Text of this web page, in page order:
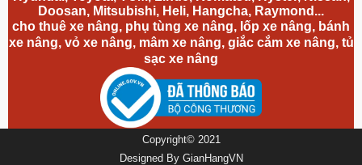
Doosan, Mitsubishi, Heli, Hangcha, Raymond...
cho thuê xe nâng, phụ tùng xe nâng, lốp xe nâng, bánh
xe nâng, vỏ xe nâng, mâm xe nâng, giắc cắm xe nâng, tủ
sạc xe nâng
Copyright© 2021
Designed By GianHangVN